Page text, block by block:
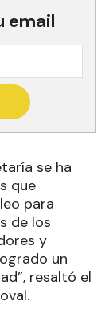
email
se ha
que
para
de los
y
un
resaltó el